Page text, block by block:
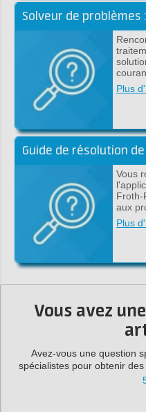
Solveur de problèmes
Plus
Vous
Froth-
aux
Plus
Vous avez
Avez-vous une question
spécialistes pour obtenir